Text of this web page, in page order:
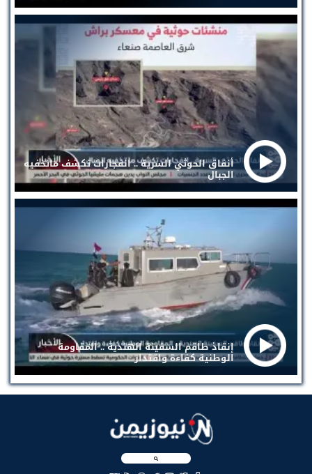
أنفاق الحوثي السرية .. انفجارات تكشف ماتخفيه
الجبال
إنقاذ طاقم السفينة الهندية .. المقاومة
الوطنية كفاءة واقتدار